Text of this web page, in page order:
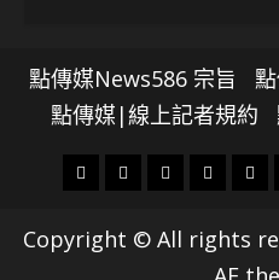
點傳媒News586 宗旨
點傳媒|線上記者規約
頭
財
地
社
文
科
技
專
Copyright © All rights